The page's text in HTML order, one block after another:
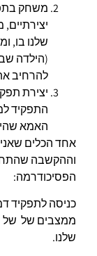
משחק
שלנו בו,
(הילדה
להרחיב
יצירת
התפקיד
האמא
אחד הכלים
הפסיכודרמה:
כניסה לתפקיד
ממצבים של של
שלנו.